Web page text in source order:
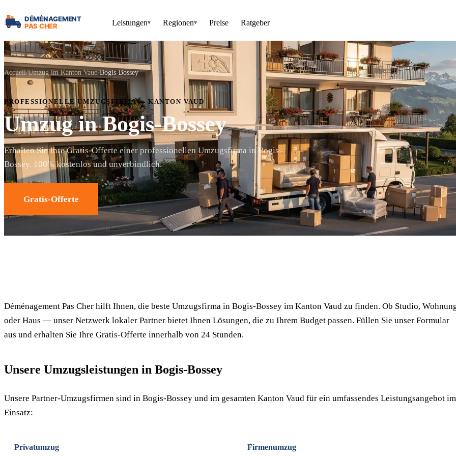
Leistungen▾ Regionen▾ Preise Ratgeber
Accueil Umzug im Kanton Vaud Bogis-Bossey
PROFESSIONELLE UMZUGSFIRMA — KANTON VAUD
Umzug in Bogis-Bossey
Erhalten Sie Ihre Gratis-Offerte einer professionellen Umzugsfirma in Bogis-
Bossey. 100% kostenlos und unverbindlich.
Gratis-Offerte
Déménagement Pas Cher hilft Ihnen, die beste Umzugsfirma in Bogis-Bossey im Kanton Vaud zu finden. Ob Studio,
oder Haus — unser Netzwerk lokaler Partner bietet Ihnen Lösungen, die zu Ihrem Budget passen. Füllen Sie unser Formular
aus und erhalten Sie Ihre Gratis-Offerte innerhalb von 24 Stunden.
Unsere Umzugsleistungen in Bogis-Bossey
Unsere Partner-Umzugsfirmen sind in Bogis-Bossey und im gesamten Kanton Vaud für ein umfassendes Leistungsangebot im
Einsatz:
Privatumzug Firmenumzug